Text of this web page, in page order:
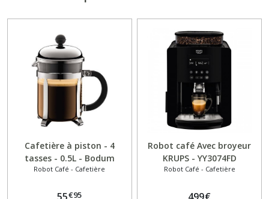
Cafetière à piston - 4
tasses - 0.5L - Bodum
Chambord
Robot Café - Cafetière
55€95
Robot café Avec broyeur
KRUPS - YY3074FD
Robot Café - Cafetière
499€